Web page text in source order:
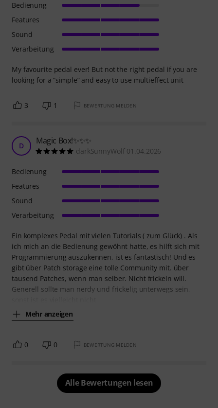
My favourite pedal ever! But not the right pedal if you are
looking for a “simple” and easy to use multieffect unit
Bedienung
Features
Sound
Verarbeitung
3 1 BEWERTUNG MELDEN
D Magic Box!✨✨✨
darkSunnyWolf 01.04.2026
Ein komplexes Pedal mit vielen Tutorials ( zum Glück) . Als
ich mich an die Bedienung gewöhnt hatte, es hilft sich mit
Programmierung auszukennen, ist es fantastisch! Und es
gibt über Patch storage eine tolle Community mit. über
tausend Patches, wenn man selber. Nicht frickeln will.
Generell sollte man nerdy und frickelig unterwegs sein,
Mehr anzeigen
Bedienung
Features
Sound
Verarbeitung
0 0 BEWERTUNG MELDEN
Alle Bewertungen lesen